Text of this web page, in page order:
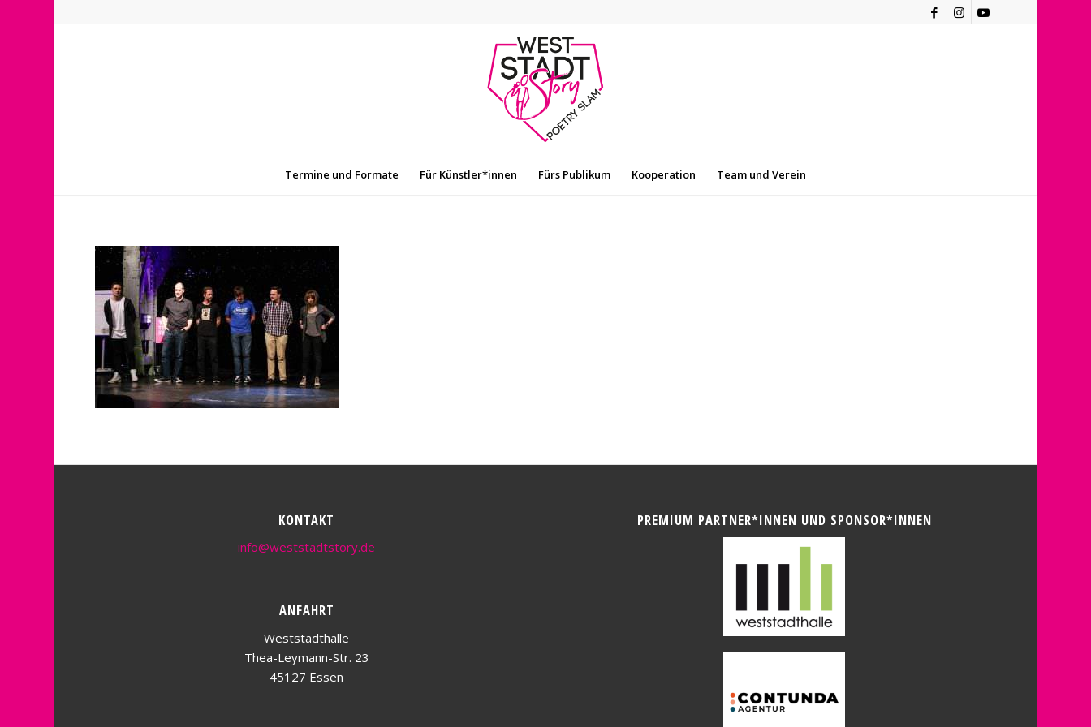
Termine und Formate Für Künstler*innen Fürs Publikum Kooperation Team und Verein
KONTAKT
info@weststadtstory.de
ANFAHRT
Weststadthalle
Thea-Leymann-Str. 23
45127 Essen
PREMIUM PARTNER*INNEN UND SPONSOR*INNEN